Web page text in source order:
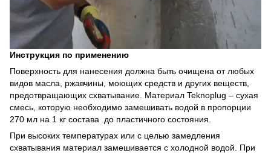
Инструкция по применению
Поверхность для нанесения должна быть очищена от любых
видов масла, ржавчины, моющих средств и других веществ,
предотвращающих схватывание. Материал Teknoplug – сухая
смесь, которую необходимо замешивать водой в пропорции
270 мл на 1 кг состава до пластичного состояния.
При высоких температурах или с целью замедления
схватывания материал замешивается с холодной водой. При